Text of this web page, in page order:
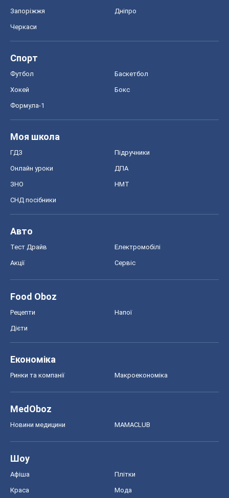
Запоріжжя Дніпро
Черкаси
Спорт
Футбол Баскетбол
Хокей Бокс
Формула-1
Моя школа
ГДЗ Підручники
Онлайн уроки ДПА
ЗНО НМТ
СНД посібники
Авто
Тест Драйв Електромобілі
Акції Сервіс
Food Oboz
Рецепти Напої
Дієти
Економіка
Ринки та компанії Макроекономіка
MedOboz
Новини медицини MAMACLUB
Шоу
Афіша Плітки
Краса Мода